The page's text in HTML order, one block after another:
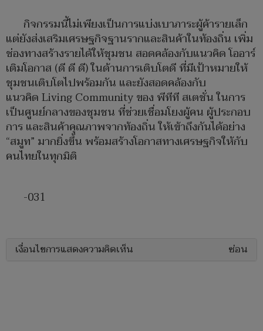
กิจกรรมนี้ไม่เพียงเป็นการแบ่งเบาภาระผู้ค้ารายเล็ก
แต่ยังส่งเสริมเศรษฐกิจฐานรากและสินค้าในท้องถิ่น เพิ่ม
ช่องทางสร้างรายได้ให้ชุมชน สอดคล้องกับแนวคิด โออาร์
เติมโอกาส (ดี ดี ดี) ในด้านการเติบโตดี ที่มีเป้าหมายให้
ชุมชนเติบโตไปพร้อมกัน และยังสอดคล้องกับ
แนวคิด Living Community ของ พีทีที สเตชั่น ในการ
เป็นศูนย์กลางของชุมชน ที่ช่วยเชื่อมโยงผู้คน ผู้ประกอบ
การ และสินค้าคุณภาพจากท้องถิ่น ให้เข้าถึงกันได้อย่าง
“สมูท” มากยิ่งขึ้น พร้อมสร้างโอกาสทางเศรษฐกิจให้กับ
คนไทยในทุกมิติ
-031
เงื่อนไขการแสดงความคิดเห็น ซ่อน